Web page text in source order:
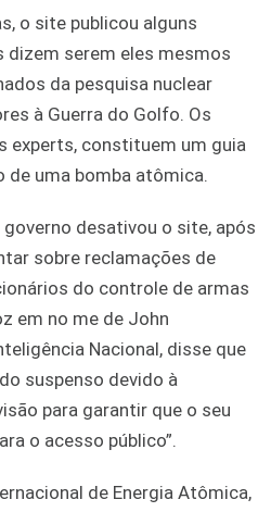
o site publicou alguns
serem eles mesmos
da pesquisa nuclear
à Guerra do Golfo. Os
experts, constituem um guia
de uma bomba atômica.
desativou o site, após
sobre reclamações de
do controle de armas
em no me de John
Nacional, disse que
suspenso devido à
para garantir que o seu
o acesso público”.
de Energia Atômica,